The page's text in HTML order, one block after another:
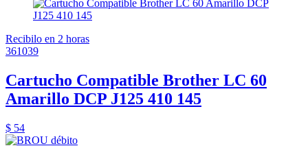
Recibilo en 2 horas
361039
Cartucho Compatible Brother LC 60
Amarillo DCP J125 410 145
$ 54